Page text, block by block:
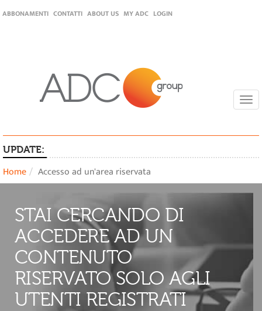
ABBONAMENTI CONTATTI ABOUT US MY ADC LOGIN
UPDATE:
Home Accesso ad un'area riservata
STAI CERCANDO DI
ACCEDERE AD UN
CONTENUTO
RISERVATO SOLO AGLI
UTENTI REGISTRATI